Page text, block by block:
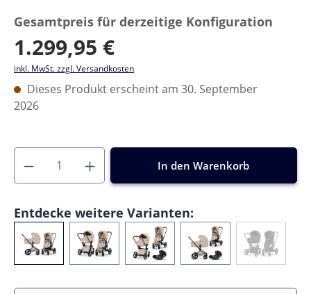
Gesamtpreis für derzeitige Konfiguration
1.299,95 €
inkl. MwSt. zzgl. Versandkosten
Dieses Produkt erscheint am 30. September
2026
In den Warenkorb
Entdecke weitere Varianten: